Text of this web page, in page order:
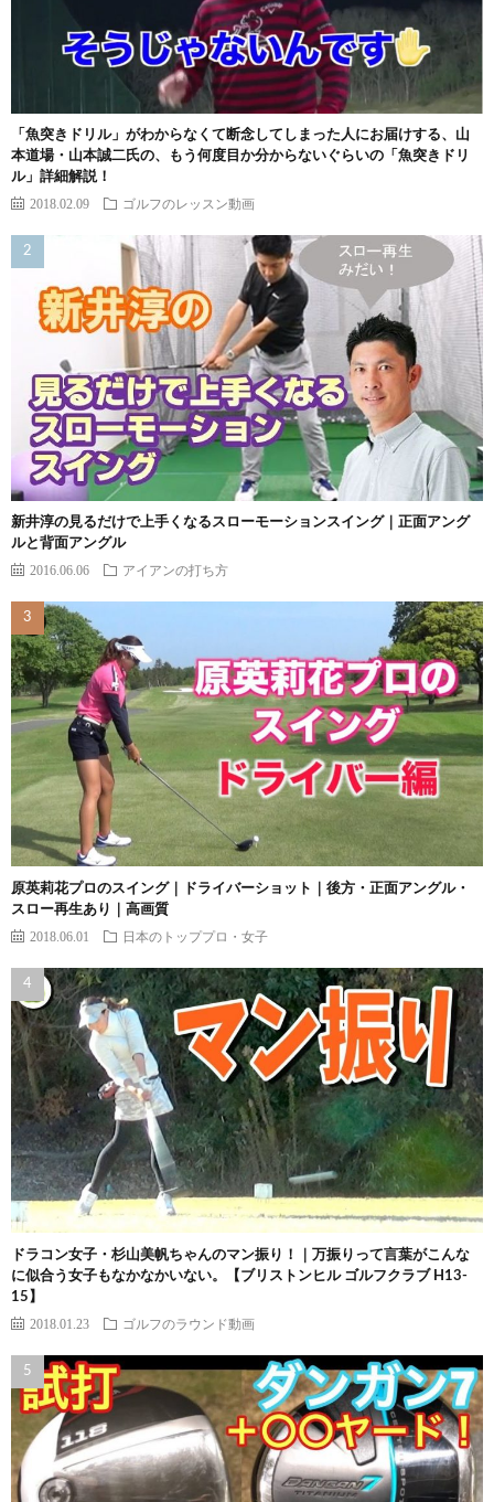
「魚突きドリル」がわからなくて断念してしまった人にお届けする、山
本道場・山本誠二氏の、もう何度目か分からないぐらいの「魚突きドリ
ル」詳細解説！
2018.02.09 ゴルフのレッスン動画
新井淳の見るだけで上手くなるスローモーションスイング｜正面アング
ルと背面アングル
2016.06.06 アイアンの打ち方
原英莉花プロのスイング｜ドライバーショット｜後方・正面アングル・
スロー再生あり｜高画質
2018.06.01 日本のトッププロ・女子
ドラコン女子・杉山美帆ちゃんのマン振り！｜万振りって言葉がこんな
に似合う女子もなかなかいない。【ブリストンヒル ゴルフクラブ H13-
15】
2018.01.23 ゴルフのラウンド動画